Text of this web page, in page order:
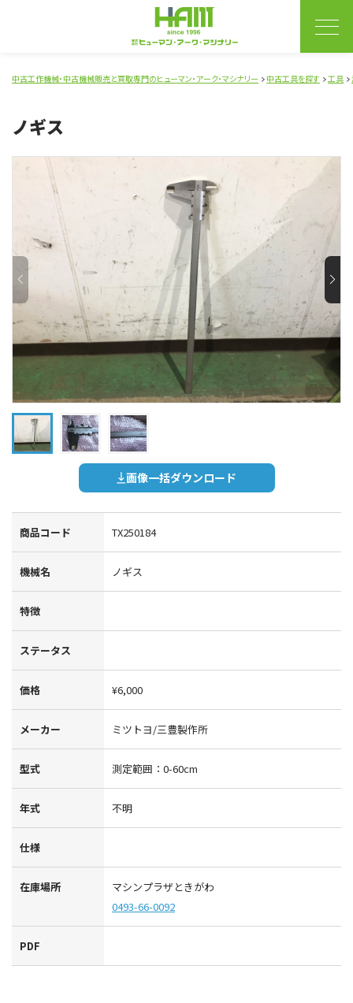
中古工作機械・中古機械販売と買取専門のヒューマン・アーク・マシナリー 中古工具を探す 工具
ノギス
画像一括ダウンロード
商品コード TX250184
機械名 ノギス
特徴
ステータス
価格 ¥6,000
メーカー ミツトヨ/三豊製作所
型式 測定範囲：0-60cm
年式 不明
仕様
在庫場所
マシンプラザときがわ
0493-66-0092
PDF